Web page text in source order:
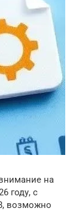
на
году, с
возможно